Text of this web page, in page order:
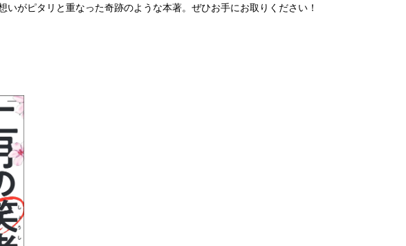
いがピタリと重なった奇跡のような本著。ぜひお手にお取りください！